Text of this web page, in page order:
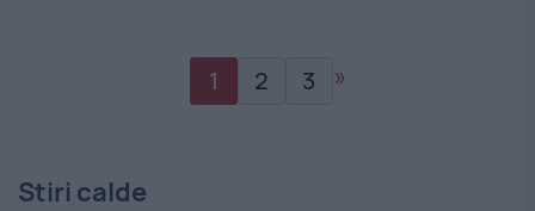
1 2 3 »
Stiri calde